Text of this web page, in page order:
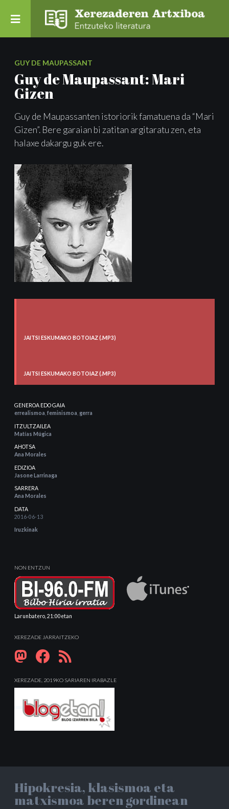
GUY DE MAUPASSANT
Guy de Maupassant: Mari
Gizen
Guy de Maupassanten istoriorik famatuena da “Mari
Gizen”. Bere garaian bi zatitan argitaratu zen, eta
halaxe dakargu guk ere.
JAITSI ESKUMAKO BOTOIAZ (.MP3)
JAITSI ESKUMAKO BOTOIAZ (.MP3)
GENEROA EDO GAIA
errealismoa feminismoa gerra
ITZULTZAILEA
Matías Múgica
AHOTSA
Ana Morales
EDIZIOA
Jasone Larrinaga
SARRERA
Ana Morales
DATA
2016-06-13
Iruzkinak
NON ENTZUN
Larunbatero, 21:00etan
XEREZADE JARRAITZEKO
XEREZADE, 2019KO SARIAREN IRABAZLE
Hipokresia, klasismoa eta
matxismoa beren gordinean